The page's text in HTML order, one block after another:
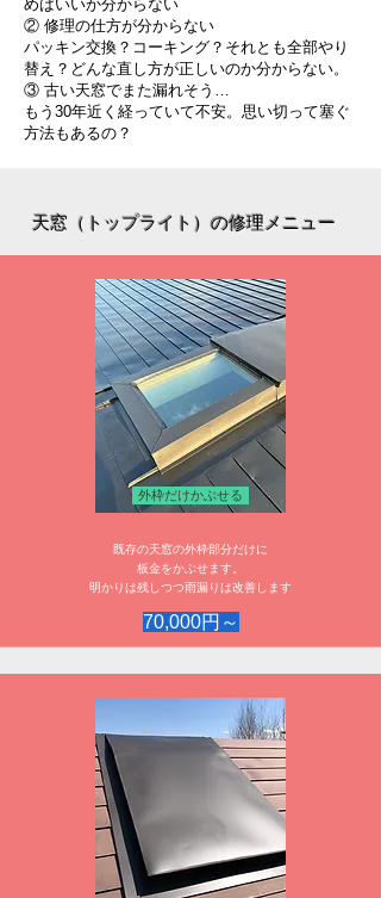
めばいいか分からない
② 修理の仕方が分からない
パッキン交換？コーキング？それとも全部やり
替え？どんな直し方が正しいのか分からない。
③ 古い天窓でまた漏れそう…
もう30年近く経っていて不安。思い切って塞ぐ
方法もあるの？
天窓（トップライト）の修理メニュー
外枠だけかぶせる
既存の天窓の外枠部分だけに
板金をかぶせます。
明かりは残しつつ雨漏りは改善します
70,000円～